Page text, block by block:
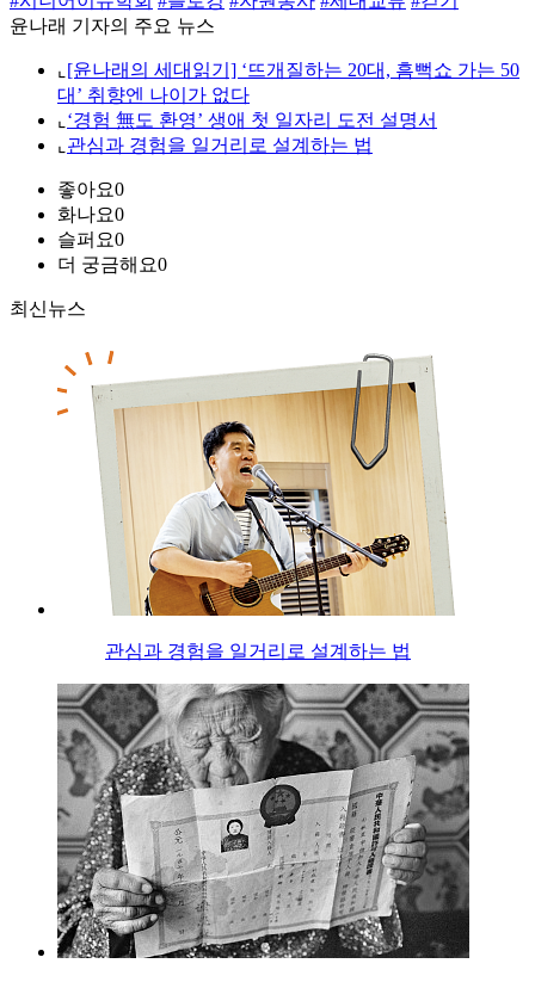
윤나래 기자의 주요 뉴스
⌞ [윤나래의 세대읽기] ‘뜨개질하는 20대, 흠뻑쇼 가는 50
대’ 취향엔 나이가 없다
⌞ ‘경험 無도 환영’ 생애 첫 일자리 도전 설명서
⌞ 관심과 경험을 일거리로 설계하는 법
좋아요0
화나요0
슬퍼요0
더 궁금해요0
최신뉴스
관심과 경험을 일거리로 설계하는 법